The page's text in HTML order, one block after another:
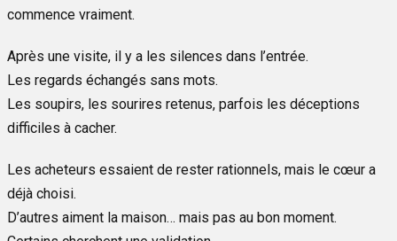
commence vraiment.
Après une visite, il y a les silences dans l’entrée.
Les regards échangés sans mots.
Les soupirs, les sourires retenus, parfois les déceptions
difficiles à cacher.
Les acheteurs essaient de rester rationnels, mais le cœur a
déjà choisi.
D’autres aiment la maison… mais pas au bon moment.